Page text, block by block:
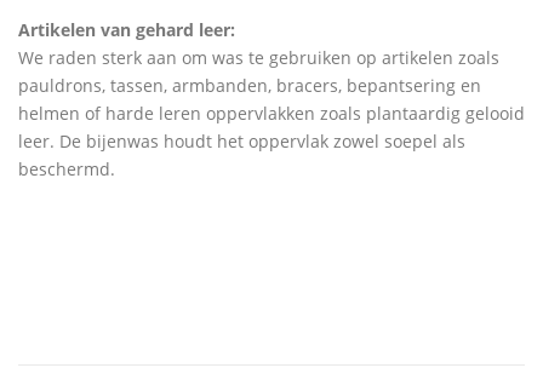
Artikelen van gehard leer:
We raden sterk aan om was te gebruiken op artikelen zoals
pauldrons, tassen, armbanden, bracers, bepantsering en
helmen of harde leren oppervlakken zoals plantaardig gelooid
leer. De bijenwas houdt het oppervlak zowel soepel als
beschermd.